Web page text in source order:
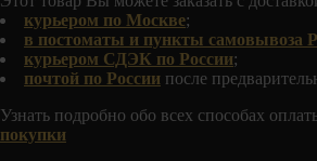
курьером по Москве;
в постоматы и пункты самовывоза
курьером СДЭК по России;
почтой по России после
Узнать подробно обо всех способах
покупки